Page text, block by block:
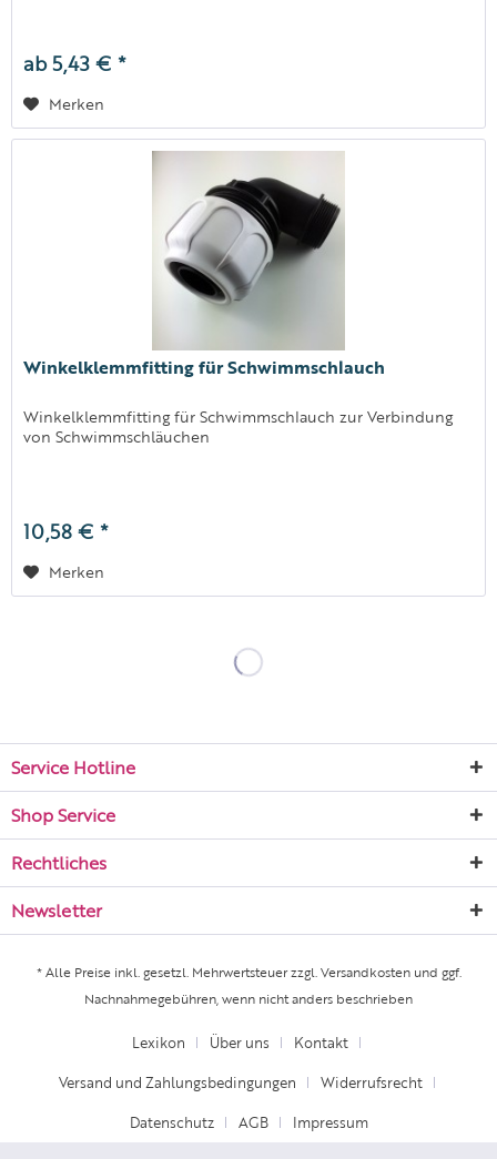
ab 5,43 € *
Merken
Winkelklemmfitting für Schwimmschlauch
Winkelklemmfitting für Schwimmschlauch zur Verbindung
von Schwimmschläuchen
10,58 € *
Merken
Service Hotline
Shop Service
Rechtliches
Newsletter
* Alle Preise inkl. gesetzl. Mehrwertsteuer zzgl. Versandkostenund ggf.
Nachnahmegebühren, wenn nicht anders beschrieben
Lexikon Über uns Kontakt
Versand und Zahlungsbedingungen Widerrufsrecht
Datenschutz AGB Impressum